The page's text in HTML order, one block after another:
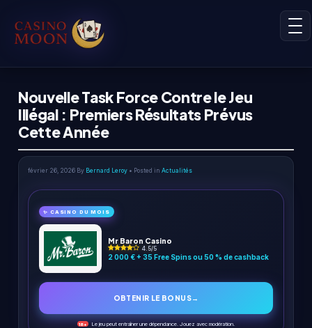
Nouvelle Task Force Contre le Jeu
Illégal : Premiers Résultats Prévus
Cette Année
février 26, 2026 By Bernard Leroy • Posted in Actualités
✨ CASINO DU MOIS
Mr Baron Casino
4.5/5
2 000 € + 35 Free Spins ou 50 % de cashback
OBTENIR LE BONUS→
18+ Le jeu peut entraîner une dépendance. Jouez avec modération.